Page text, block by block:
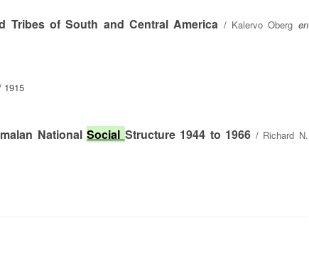
Tribes of South and Central America / Kalervo Oberg en
1915
NationalSocial Structure 1944 to 1966 / Richard N.